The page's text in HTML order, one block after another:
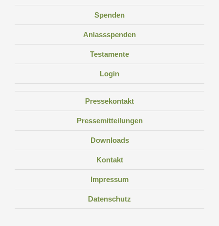
Spenden
Anlassspenden
Testamente
Login
Pressekontakt
Pressemitteilungen
Downloads
Kontakt
Impressum
Datenschutz